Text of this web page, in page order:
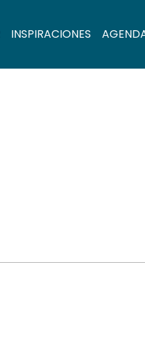
INSPIRACIONES